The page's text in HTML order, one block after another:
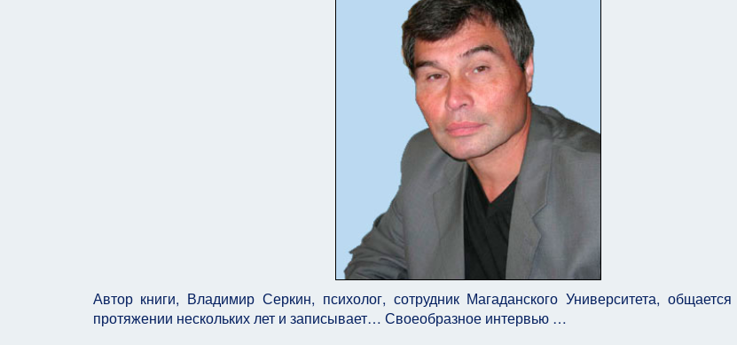
Автор книги, Владимир Серкин, психолог, сотрудник Магаданского Университета,
протяжении нескольких лет и записывает… Своеобразное интервью …